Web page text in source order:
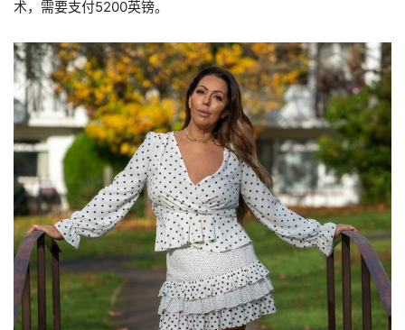
术，需要支付5200英镑。